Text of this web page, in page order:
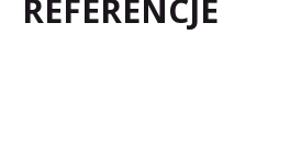
REFERENCJE